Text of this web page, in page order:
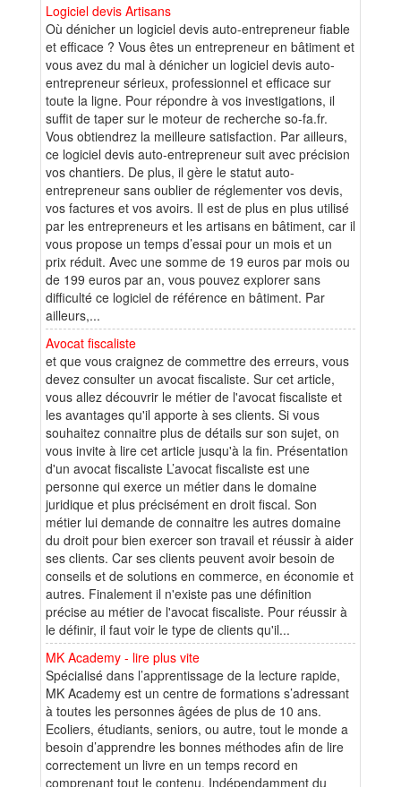
Logiciel devis Artisans
Où dénicher un logiciel devis auto-entrepreneur fiable
et efficace ? Vous êtes un entrepreneur en bâtiment et
vous avez du mal à dénicher un logiciel devis auto-
entrepreneur sérieux, professionnel et efficace sur
toute la ligne. Pour répondre à vos investigations, il
suffit de taper sur le moteur de recherche so-fa.fr.
Vous obtiendrez la meilleure satisfaction. Par ailleurs,
ce logiciel devis auto-entrepreneur suit avec précision
vos chantiers. De plus, il gère le statut auto-
entrepreneur sans oublier de réglementer vos devis,
vos factures et vos avoirs. Il est de plus en plus utilisé
par les entrepreneurs et les artisans en bâtiment, car il
vous propose un temps d’essai pour un mois et un
prix réduit. Avec une somme de 19 euros par mois ou
de 199 euros par an, vous pouvez explorer sans
difficulté ce logiciel de référence en bâtiment. Par
ailleurs,...
Avocat fiscaliste
et que vous craignez de commettre des erreurs, vous
devez consulter un avocat fiscaliste. Sur cet article,
vous allez découvrir le métier de l'avocat fiscaliste et
les avantages qu'il apporte à ses clients. Si vous
souhaitez connaitre plus de détails sur son sujet, on
vous invite à lire cet article jusqu'à la fin. Présentation
d'un avocat fiscaliste L’avocat fiscaliste est une
personne qui exerce un métier dans le domaine
juridique et plus précisément en droit fiscal. Son
métier lui demande de connaitre les autres domaine
du droit pour bien exercer son travail et réussir à aider
ses clients. Car ses clients peuvent avoir besoin de
conseils et de solutions en commerce, en économie et
autres. Finalement il n'existe pas une définition
précise au métier de l'avocat fiscaliste. Pour réussir à
le définir, il faut voir le type de clients qu'il...
MK Academy - lire plus vite
Spécialisé dans l’apprentissage de la lecture rapide,
MK Academy est un centre de formations s’adressant
à toutes les personnes âgées de plus de 10 ans.
Ecoliers, étudiants, seniors, ou autre, tout le monde a
besoin d’apprendre les bonnes méthodes afin de lire
correctement un livre en un temps record en
comprenant tout le contenu. Indépendamment du